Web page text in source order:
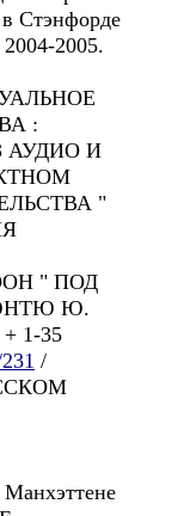
Стэнфордe
2005.
:
АУДИО И
"
" ПОД
Ю.
1-35
/